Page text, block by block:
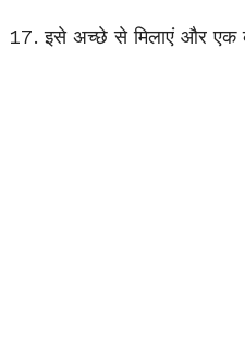
इसे अच्छे से मिलाएं और एक